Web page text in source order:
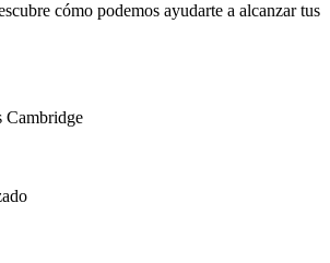
cómo podemos ayudarte a alcanzar tus
Cambridge